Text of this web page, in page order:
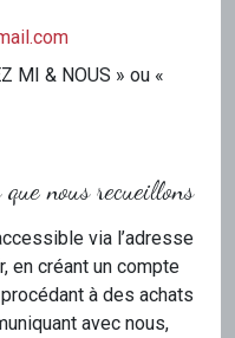
MI & NOUS » ou «
nous recueillons
via l’adresse
en créant un compte
à des achats
avec nous,